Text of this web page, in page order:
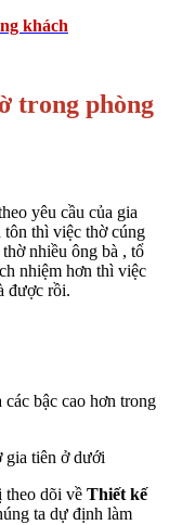
khách
trong phòng
yêu cầu của gia
thì việc thờ cúng
nhiều ông bà , tổ
nhiệm hơn thì việc
được rồi.
bậc cao hơn trong
gia tiên ở dưới
theo dõi về Thiết kế
ta dự định làm